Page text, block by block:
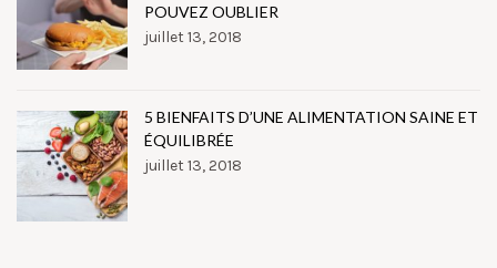
POUVEZ OUBLIER
juillet 13, 2018
5 BIENFAITS D’UNE ALIMENTATION SAINE ET
ÉQUILIBRÉE
juillet 13, 2018